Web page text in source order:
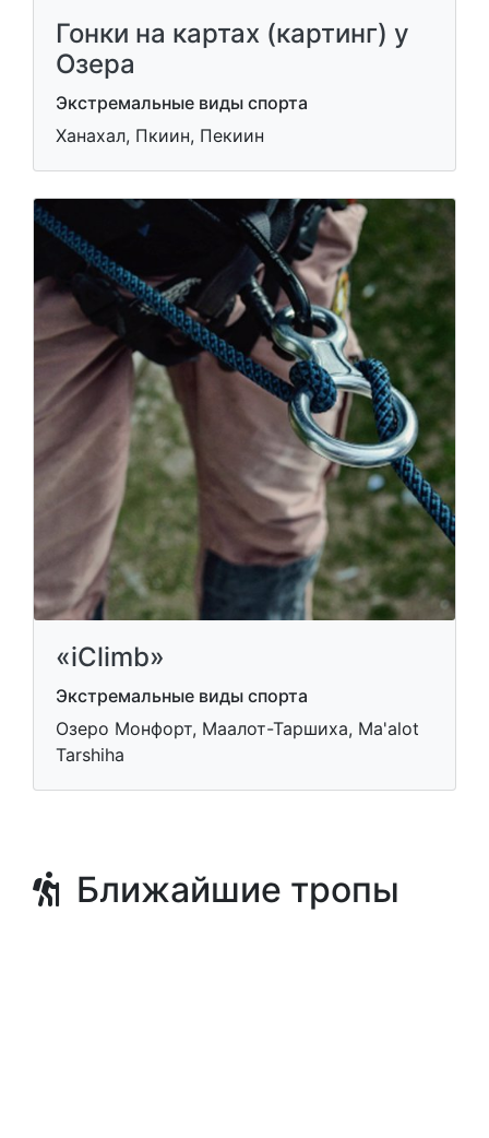
Гонки на картах (картинг) у
Озера
Экстремальные виды спорта
Ханахал, Пкиин, Пекиин
«iClimb»
Экстремальные виды спорта
Озеро Монфорт, Маалот-Таршиха, Ma'alot
Tarshiha
Ближайшие тропы